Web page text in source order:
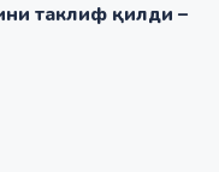
таклиф қилди –